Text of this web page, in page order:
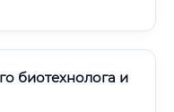
сталкиваетесь с
потребностей
на заводе; это
биотехнолога и